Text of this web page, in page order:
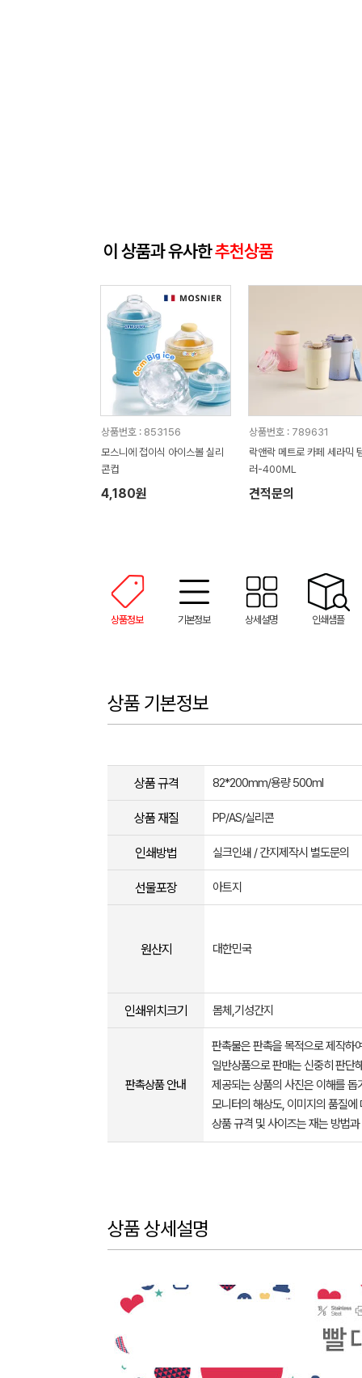
이 상품과 유사한추천상품
상품번호 : 853156
모스니에 접이식 아이스볼 실리
콘컵
4,180원
상품번호 : 789631
락앤락 메트로 카페 세라믹
러-400ML
견적문의
상품정보 기본정보 상세설명 인쇄샘플
상품 기본정보
상품 규격 82*200mm/용량 500ml
상품 재질 PP/AS/실리콘
인쇄방법 실크인쇄 / 간지제작시 별도문의
선물포장 아트지
원산지 대한민국
인쇄위치크기 몸체,기성간지
판촉상품 안내
판촉물은 판촉을 목적으로 제작하
일반상품으로 판매는 신중히 판단
제공되는 상품의 사진은 이해를
모니터의 해상도, 이미지의 품질
상품 규격 및 사이즈는 재는 방법
상품 상세설명